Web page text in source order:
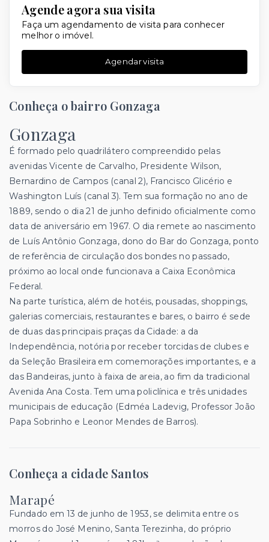
Agende agora sua visita
Faça um agendamento de visita para conhecer
melhor o imóvel.
Agendar visita
Conheça o bairro Gonzaga
Gonzaga
É formado pelo quadrilátero compreendido pelas
avenidas Vicente de Carvalho, Presidente Wilson,
Bernardino de Campos (canal 2), Francisco Glicério e
Washington Luís (canal 3). Tem sua formação no ano de
1889, sendo o dia 21 de junho definido oficialmente como
data de aniversário em 1967. O dia remete ao nascimento
de Luís Antônio Gonzaga, dono do Bar do Gonzaga, ponto
de referência de circulação dos bondes no passado,
próximo ao local onde funcionava a Caixa Econômica
Federal.
Na parte turística, além de hotéis, pousadas, shoppings,
galerias comerciais, restaurantes e bares, o bairro é sede
de duas das principais praças da Cidade: a da
Independência, notória por receber torcidas de clubes e
da Seleção Brasileira em comemorações importantes, e a
das Bandeiras, junto à faixa de areia, ao fim da tradicional
Avenida Ana Costa. Tem uma policlínica e três unidades
municipais de educação (Edméa Ladevig, Professor João
Papa Sobrinho e Leonor Mendes de Barros).
Conheça a cidade Santos
Marapé
Fundado em 13 de junho de 1953, se delimita entre os
morros do José Menino, Santa Terezinha, do próprio